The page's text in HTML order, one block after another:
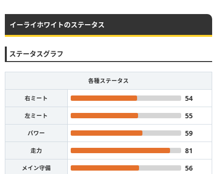
イーライホワイトのステータス
ステータスグラフ
各種ステータス
右ミート 54
左ミート 55
パワー 59
走力 81
メイン守備 56